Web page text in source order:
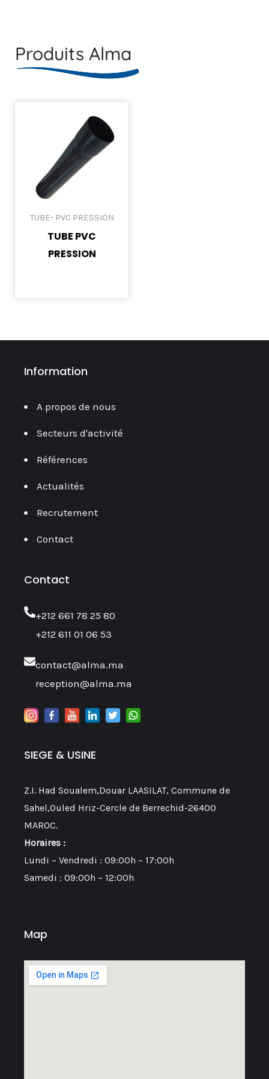
Produits Alma
TUBE- PVC PRESSION
TUBE PVC
PRESSION
Information
A propos de nous
Secteurs d'activité
Références
Actualités
Recrutement
Contact
Contact
‎+212 661 78 25 80
+212 611 01 06 53
contact@alma.ma
reception@alma.ma
SIEGE & USINE
Z.I. Had Soualem,Douar LAASILAT, Commune de
Sahel,Ouled Hriz-Cercle de Berrechid-26400
MAROC.
Horaires :
Lundi – Vendredi : 09:00h – 17:00h
Samedi : 09:00h – 12:00h
Map